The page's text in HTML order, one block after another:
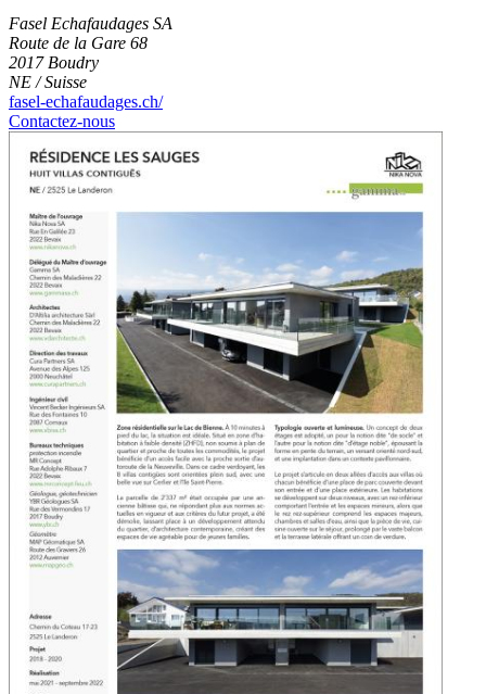
Fasel Echafaudages SA
Route de la Gare 68
2017 Boudry
NE / Suisse
fasel-echafaudages.ch/
Contactez-nous